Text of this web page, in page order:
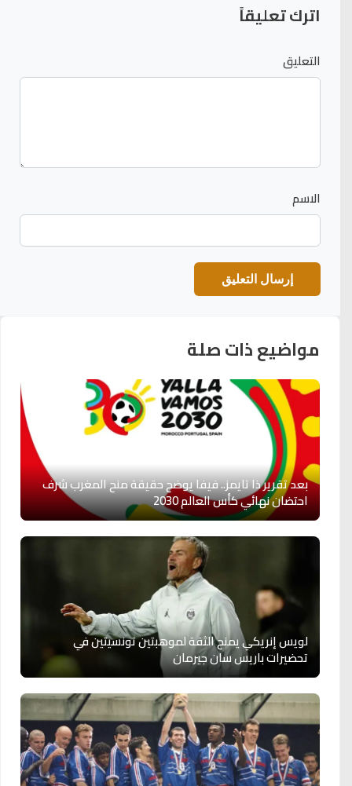
اترك تعليقاً
التعليق
الاسم
مواضيع ذات صلة
بعد تقرير ذا تايمز.. فيفا يوضح حقيقة منح المغرب شرف
احتضان نهائي كأس العالم 2030
لويس إنريكي يمنح الثقة لموهبتين تونسيتين في
تحضيرات باريس سان جيرمان